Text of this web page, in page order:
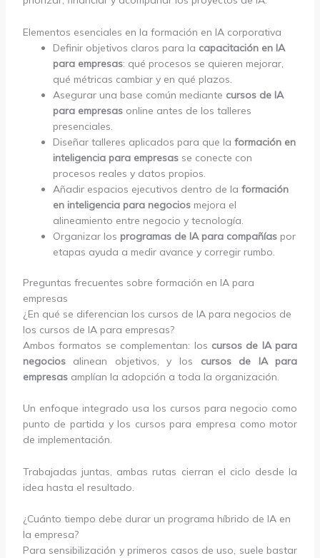
Elementos esenciales en la formación en IA corporativa
Definir objetivos claros para la capacitación en IA
para empresas: qué procesos se quieren mejorar,
qué métricas cambiar y en qué plazos.
Asegurar una base común mediante cursos de IA
para empresasonline antes de los talleres
presenciales.
Diseñar talleres aplicados para que la formación en
inteligencia para empresasse conecte con
procesos reales y datos propios.
Añadir espacios ejecutivos dentro de la formación
en inteligencia para negociosmejora el
alineamiento entre negocio y tecnología.
Organizar los programas de IA para compañíaspor
etapas ayuda a medir avance y corregir rumbo.
Preguntas frecuentes sobre formación en IA para
empresas
¿En qué se diferencian los cursos de IA para negocios de
los cursos de IA para empresas?
Ambos formatos se complementan: los cursos de IA para
negociosalinean objetivos, y los cursos de IA para
empresasamplían la adopción a toda la organización.
Un enfoque integrado usa los cursos para negocio como
punto de partida y los cursos para empresa como motor
de implementación.
Trabajadas juntas, ambas rutas cierran el ciclo desde la
idea hasta el resultado.
¿Cuánto tiempo debe durar un programa híbrido de IA en
la empresa?
Para sensibilización y primeros casos de uso, suele bastar